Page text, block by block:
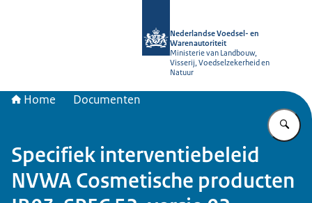
Nederlandse Voedsel- en
Warenautoriteit
Ministerie van Landbouw,
Visserij, Voedselzekerheid en
Natuur
Home Documenten
Specifiek interventiebeleid
NVWA Cosmetische producten